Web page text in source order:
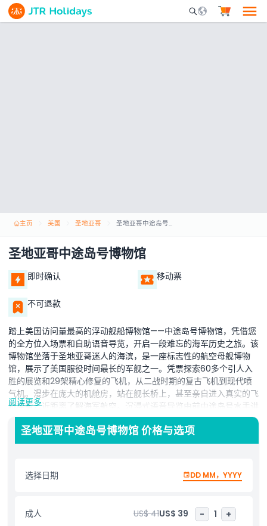
Mobile Search
主页 美国 圣地亚哥 圣地亚哥中途岛号博物馆
圣地亚哥中途岛号博物馆
即时确认 移动票
不可退款
踏上美国访问量最高的浮动舰船博物馆——中途岛号博物馆，凭借您
的全方位入场票和自助语音导览，开启一段难忘的海军历史之旅。该
博物馆坐落于圣地亚哥迷人的海滨，是一座标志性的航空母舰博物
馆，展示了美国服役时间最长的军舰之一。凭票探索60多个引人入
胜的展览和29架精心修复的飞机，从二战时期的复古飞机到现代喷
气机。漫步在庞大的机舱房，站在舰长桥上，甚至亲自进入真实的飞
机座舱，近距离了解海军航空。沉浸式语音导览由前中途岛号水手讲
解，以个人故事和幕后见解让舰船悠久的历史栩栩如生。导览多种语
言版本，适合所有年龄层参观体验。不要错过包含在门票内的中途岛
战役剧场，在那里观看一部生动的多媒体影片，回顾二战最具决定性
受。中途岛号博物馆是历史爱好者、家庭和游客在圣地亚哥必游的景
点。探索为何这座世界级海军博物馆以互动展览、历史飞机和动手活
都讲述着一个故事。立即规划您的参观，体验中途岛号的遗产，在圣
地亚哥海滨展开一场难忘的冒险旅程。
阅读更多
圣地亚哥中途岛号博物馆 价格与选项
选择日期 DD MM，YYYY
成人 US$ 41US$ 39 - 1 +